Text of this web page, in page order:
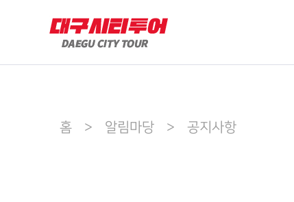
홈 > 알림마당 > 공지사항